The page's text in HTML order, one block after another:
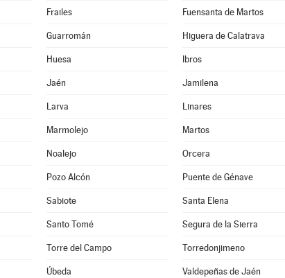
Frailes Fuensanta de Martos
Guarromán Higuera de Calatrava
Huesa Ibros
Jaén Jamilena
Larva Linares
Marmolejo Martos
Noalejo Orcera
Pozo Alcón Puente de Génave
Sabiote Santa Elena
Santo Tomé Segura de la Sierra
Torre del Campo Torredonjimeno
Úbeda Valdepeñas de Jaén